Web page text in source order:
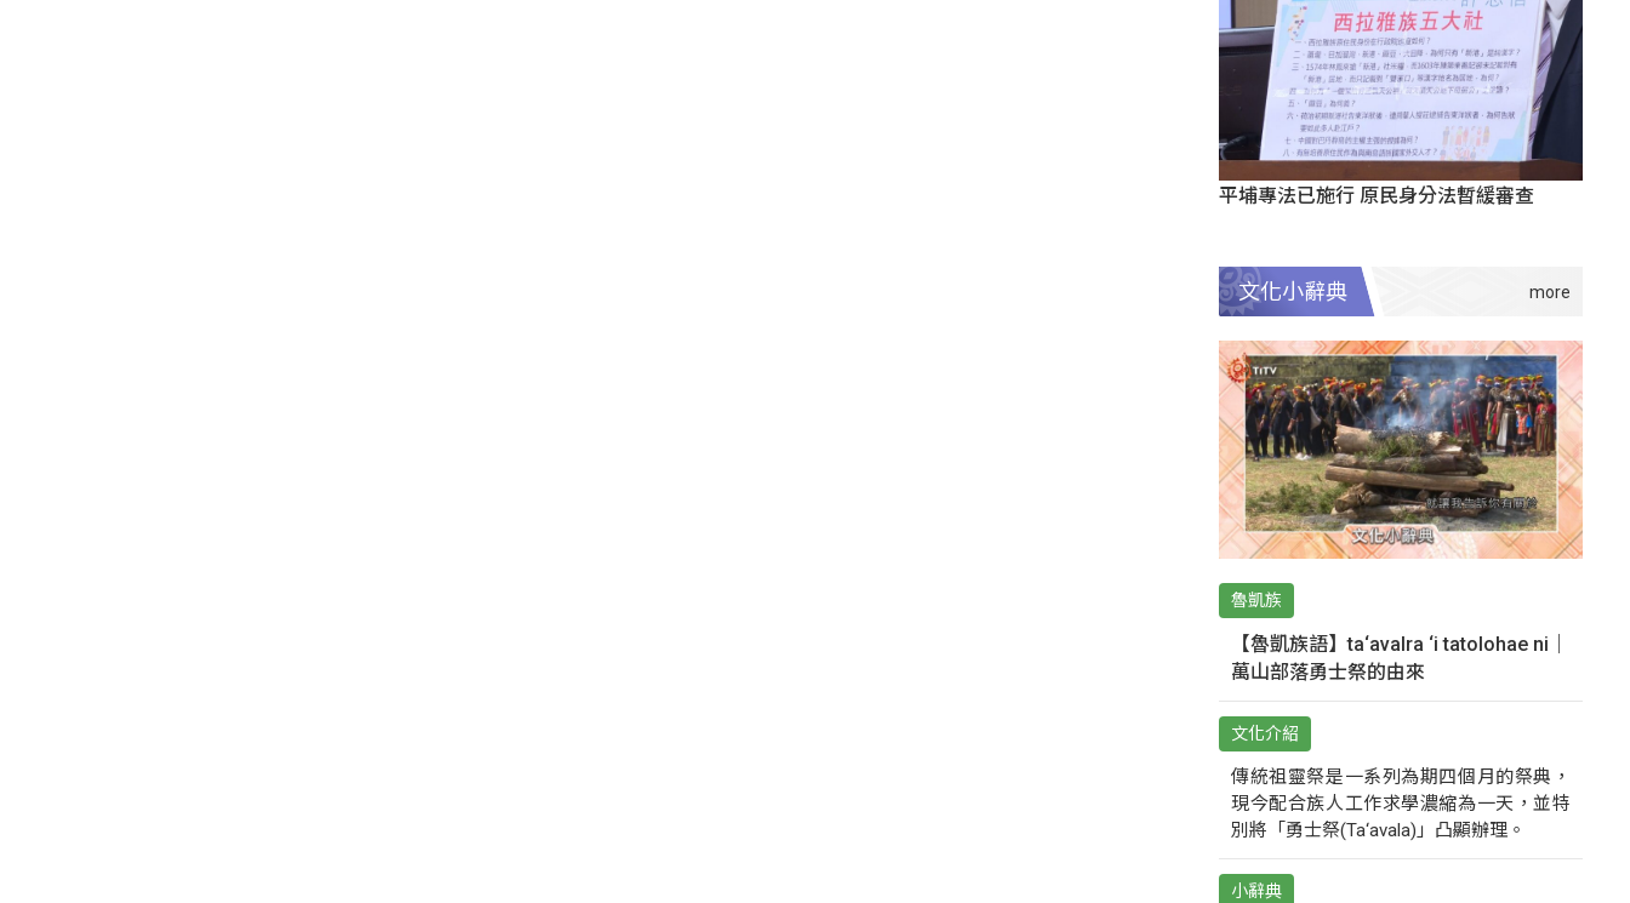
平埔專法已施行 原民身分法暫緩審查
文化小辭典
魯凱族
【魯凱族語】ta‘avalra ‘i tatolohae ni｜
萬山部落勇士祭的由來
文化介紹
傳統祖靈祭是一系列為期四個月的祭典，
現今配合族人工作求學濃縮為一天，並特
別將「勇士祭(Ta‘avala)」凸顯辦理。
小辭典